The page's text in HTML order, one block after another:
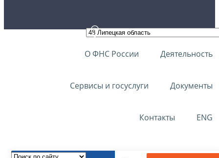
О ФНС России Деятельность
Сервисы и госуслуги Документы
Контакты ENG